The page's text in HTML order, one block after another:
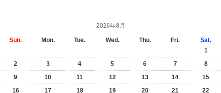
2026年8月
Sun. Mon. Tue. Wed. Thu. Fri.
Sat.
1
2
3 4 5 6 7
8
9
10 11 12 13 14
15
16
17 18 19 20 21
22